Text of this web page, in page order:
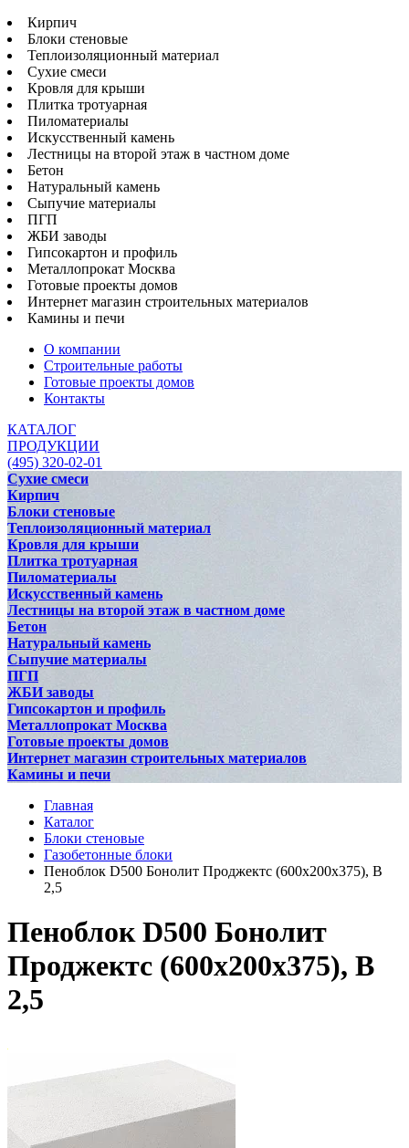
Кирпич
Блоки стеновые
Теплоизоляционный материал
Сухие смеси
Кровля для крыши
Плитка тротуарная
Пиломатериалы
Искусственный камень
Лестницы на второй этаж в частном доме
Бетон
Натуральный камень
Сыпучие материалы
ПГП
ЖБИ заводы
Гипсокартон и профиль
Металлопрокат Москва
Готовые проекты домов
Интернет магазин строительных материалов
Камины и печи
О компании
Строительные работы
Готовые проекты домов
Контакты
КАТАЛОГ
ПРОДУКЦИИ
(495) 320-02-01
Сухие смеси
Кирпич
Блоки стеновые
Теплоизоляционный материал
Кровля для крыши
Плитка тротуарная
Пиломатериалы
Искусственный камень
Лестницы на второй этаж в частном доме
Бетон
Натуральный камень
Сыпучие материалы
ПГП
ЖБИ заводы
Гипсокартон и профиль
Металлопрокат Москва
Готовые проекты домов
Интернет магазин строительных материалов
Камины и печи
Главная
Каталог
Блоки стеновые
Газобетонные блоки
Пеноблок D500 Бонолит Проджектс (600х200х375), В
2,5
Пеноблок D500 Бонолит
Проджектс (600х200х375), В
2,5